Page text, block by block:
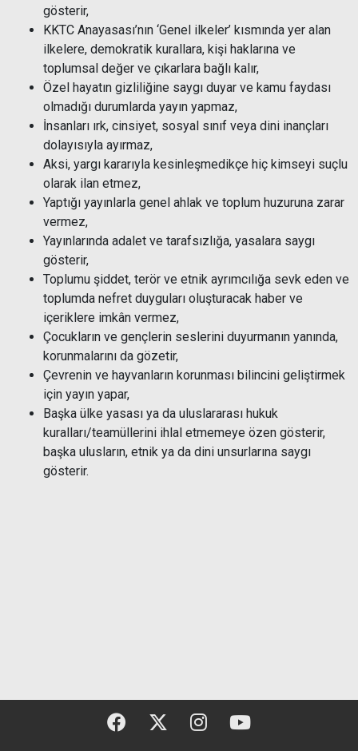
gösterir,
KKTC Anayasası’nın ‘Genel ilkeler’ kısmında yer alan
ilkelere, demokratik kurallara, kişi haklarına ve
toplumsal değer ve çıkarlara bağlı kalır,
Özel hayatın gizliliğine saygı duyar ve kamu faydası
olmadığı durumlarda yayın yapmaz,
İnsanları ırk, cinsiyet, sosyal sınıf veya dini inançları
dolayısıyla ayırmaz,
Aksi, yargı kararıyla kesinleşmedikçe hiç kimseyi suçlu
olarak ilan etmez,
Yaptığı yayınlarla genel ahlak ve toplum huzuruna zarar
vermez,
Yayınlarında adalet ve tarafsızlığa, yasalara saygı
gösterir,
Toplumu şiddet, terör ve etnik ayrımcılığa sevk eden ve
toplumda nefret duyguları oluşturacak haber ve
içeriklere imkân vermez,
Çocukların ve gençlerin seslerini duyurmanın yanında,
korunmalarını da gözetir,
Çevrenin ve hayvanların korunması bilincini geliştirmek
için yayın yapar,
Başka ülke yasası ya da uluslararası hukuk
kuralları/teamüllerini ihlal etmemeye özen gösterir,
başka ulusların, etnik ya da dini unsurlarına saygı
gösterir.